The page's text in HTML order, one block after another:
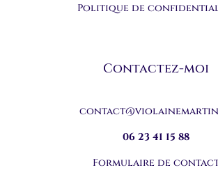
Politique de
Contactez-moi
06 23 41 15 88
Formulaire de